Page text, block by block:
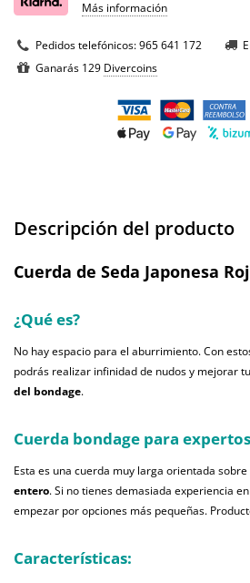
Más información
Pedidos telefónicos:965 641 172
Ganarás 129 Divercoins
Descripción del producto
Cuerda de Seda Japonesa
¿Qué es?
No hay espacio para el aburrimiento. Con
podrás realizar infinidad de nudos y mejorar
del bondage.
Cuerda bondage para expertos
Esta es una cuerda muy larga orientada sobre
entero. Si no tienes demasiada experiencia
empezar por opciones más pequeñas.
Características: